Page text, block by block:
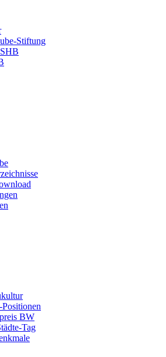
Stiftung
BW
Tag